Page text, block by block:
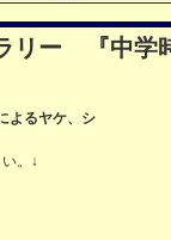
リー 『中学
るヤケ、シ
。↓